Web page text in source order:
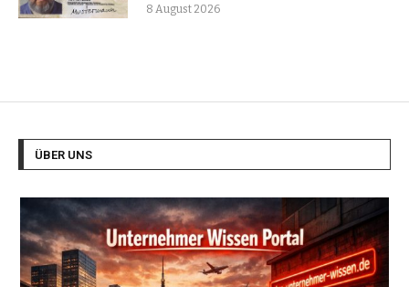
8 August 2026
ÜBER UNS